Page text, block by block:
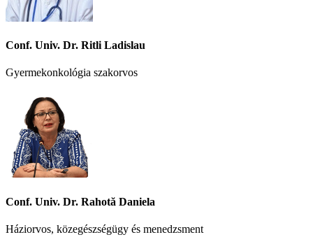
Conf. Univ. Dr. Ritli Ladislau
Gyermekonkológia szakorvos
Conf. Univ. Dr. Rahotă Daniela
Háziorvos, közegészségügy és menedzsment